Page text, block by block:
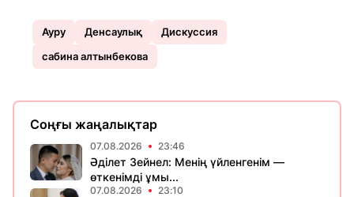
Ауру Денсаулық
Дискуссия
сабина алтынбекова
Соңғы жаңалықтар
07.08.2026 23:46
Әділет Зейнел: Менің үйленгенім —
өткенімді ұмы...
07.08.2026 23:10